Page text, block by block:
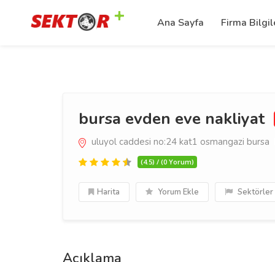
Ana Sayfa Firma
bursa evden eve nakliyat
uluyol caddesi no:24 kat1 osmangazi bursa
(4.5) / (0 Yorum)
Harita Yorum Ekle Sektörler
Açıklama